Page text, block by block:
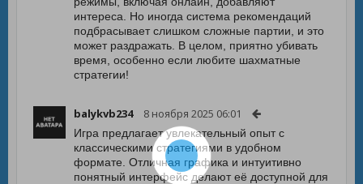
интереса. Но иногда система рекомендаций
подбрасывает слишком сложные партии, и это
может раздражать. В целом, приятно убивать
время, особенно если любите шахматные
стратегии!
balykvb234 8 ноября 2025 06:01
Игра предлагает увлекательный опыт с
классическими стратегиями в удобном
формате. Отличная графика и интуитивно
понятный интерфейс делают её доступной для